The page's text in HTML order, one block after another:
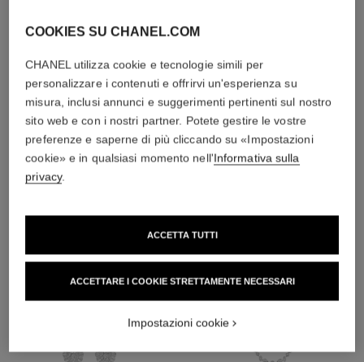
materiale
Oro bianco 18 carati
COOKIES SU CHANEL.COM
CHANEL utilizza cookie e tecnologie simili per
personalizzare i contenuti e offrirvi un'esperienza su
misura, inclusi annunci e suggerimenti pertinenti sul nostro
sito web e con i nostri partner. Potete gestire le vostre
preferenze e saperne di più cliccando su «Impostazioni
cookie» e in qualsiasi momento nell'Informativa sulla
privacy.
ACCETTARE I COOKIE STRETTAMENTE NECESSARI
ACCETTA TUTTI
Impostazioni cookie